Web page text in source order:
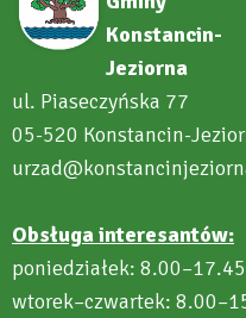
Konstancin-
Jeziorna
ul. Piaseczyńska 77
05-520 Konstancin-
Obsługa interesantów:
poniedziałek: 8.00–17.45
wtorek–czwartek: